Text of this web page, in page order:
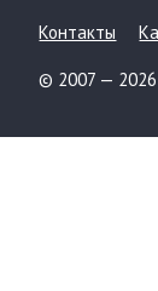
Контакты
© 2007 —